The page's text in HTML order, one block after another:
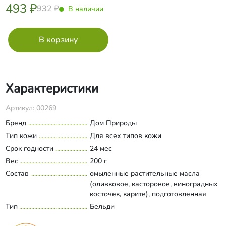
493 ₽932 ₽ В наличии
Характеристики
Артикул: 00269
Бренд
Дом Природы
Тип кожи
Для всех типов кожи
Срок годности
24 мес
Вес
200 г
Состав
омыленные растительные масла
(оливковое, касторовое, виноградных
косточек, карите), подготовленная
вода, масло шиповника, отвары
Развернуть состав
Тип Бельди